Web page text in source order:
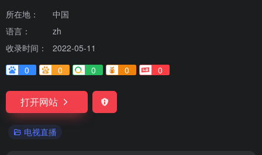
所在地：
中国
语言：
zh
收录时间：
2022-05-11
0
0 0 0 0
打开网站
电视直播